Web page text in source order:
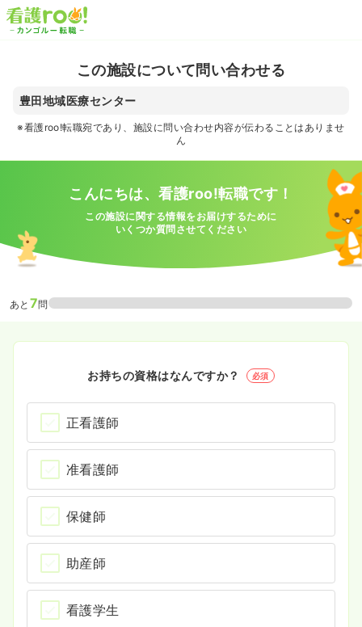
この施設について問い合わせる
豊田地域医療センター
※看護roo!転職宛であり、施設に問い合わせ内容が伝わることはありませ
ん
こんにちは、看護roo!転職です！
この施設に関する情報をお届けするために
いくつか質問させてください
あと 7問
お持ちの資格はなんですか？ 必須
正看護師
准看護師
保健師
助産師
看護学生